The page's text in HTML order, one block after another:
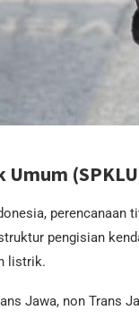
perencanaan
pengisian
listrik.
Jawa, non Trans